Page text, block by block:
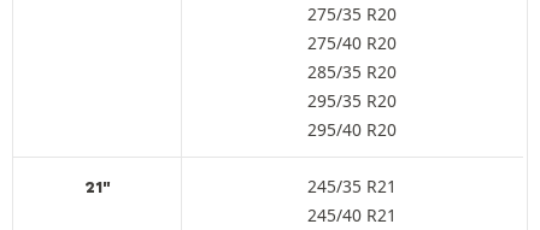
275/35 R20
275/40 R20
285/35 R20
295/35 R20
295/40 R20
21"
245/35 R21
245/40 R21